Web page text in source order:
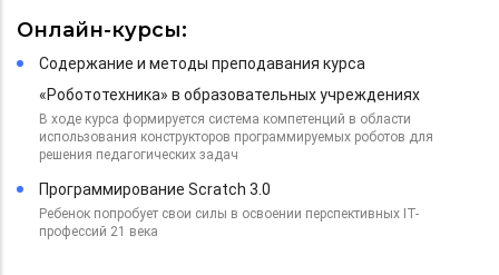
Онлайн-курсы:
Содержание и методы преподавания курса
«Робототехника» в образовательных учреждениях
В ходе курса формируется система компетенций в области
использования конструкторов программируемых роботов для
решения педагогических задач
Программирование Scratch 3.0
Ребенок попробует свои силы в освоении перспективных IT-
профессий 21 века